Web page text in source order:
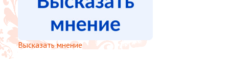
Высказать мнение